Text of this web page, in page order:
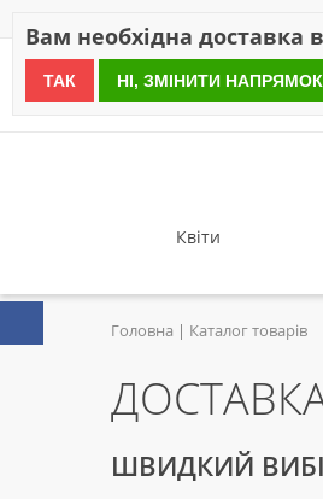
since 1999
Квіти
Головна Каталог товарів
ШВИДКИЙ
Вам необхідна доставка
ТАК НІ, ЗМІНИТИ НАПРЯМОК